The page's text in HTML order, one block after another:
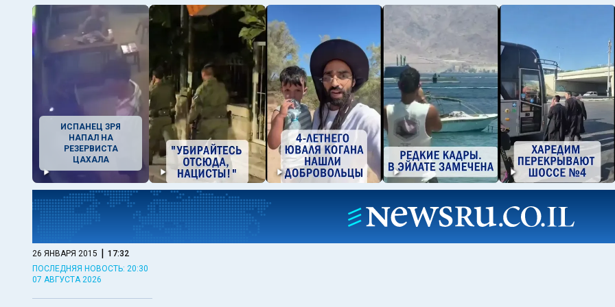
ИСПАНЕЦ ЗРЯ
НАПАЛ НА
РЕЗЕРВИСТА
ЦАХАЛА
26 ЯНВАРЯ 2015 | 17:32
ПОСЛЕДНЯЯ НОВОСТЬ: 20:30
07 АВГУСТА 2026